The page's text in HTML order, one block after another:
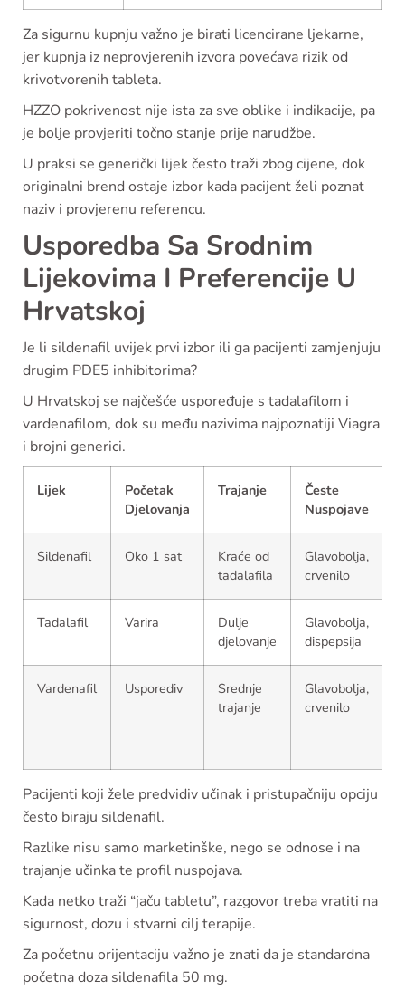
Za sigurnu kupnju važno je birati licencirane ljekarne,
jer kupnja iz neprovjerenih izvora povećava rizik od
krivotvorenih tableta.
HZZO pokrivenost nije ista za sve oblike i indikacije, pa
je bolje provjeriti točno stanje prije narudžbe.
U praksi se generički lijek često traži zbog cijene, dok
originalni brend ostaje izbor kada pacijent želi poznat
naziv i provjerenu referencu.
Usporedba Sa Srodnim
Lijekovima I Preferencije U
Hrvatskoj
Je li sildenafil uvijek prvi izbor ili ga pacijenti zamjenjuju
drugim PDE5 inhibitorima?
U Hrvatskoj se najčešće uspoređuje s tadalafilom i
vardenafilom, dok su među nazivima najpoznatiji Viagra
i brojni generici.
Lijek
Početak
Djelovanja
Trajanje
Česte
Nuspojave
Sildenafil Oko 1 sat
Kraće od
tadalafila
Glavobolja,
crvenilo
Tadalafil Varira
Dulje
djelovanje
Glavobolja,
dispepsija
Vardenafil Usporediv
Srednje
trajanje
Glavobolja,
crvenilo
Pacijenti koji žele predvidiv učinak i pristupačniju opciju
često biraju sildenafil.
Razlike nisu samo marketinške, nego se odnose i na
trajanje učinka te profil nuspojava.
Kada netko traži “jaču tabletu”, razgovor treba vratiti na
sigurnost, dozu i stvarni cilj terapije.
Za početnu orijentaciju važno je znati da je standardna
početna doza sildenafila 50 mg.